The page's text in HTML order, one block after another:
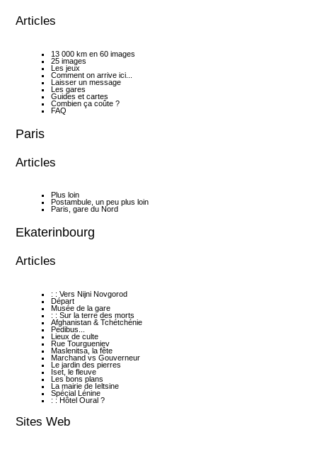
Articles
13 000 km en 60 images
25 images
Les jeux
Comment on arrive ici...
Laisser un message
Les gares
Guides et cartes
Combien ça coûte ?
FAQ
Paris
Articles
Plus loin
Postambule, un peu plus loin
Paris, gare du Nord
Ekaterinbourg
Articles
: : Vers Nijni Novgorod
Départ
Musée de la gare
: : Sur la terre des morts
Afghanistan & Tchétchénie
Pedibus...
Lieux de culte
Rue Tourgueniev
Maslenitsa, la fête
Marchand vs Gouverneur
Le jardin des pierres
Iset, le fleuve
Les bons plans
La mairie de Ieltsine
Spécial Lénine
: : Hôtel Oural ?
Sites Web